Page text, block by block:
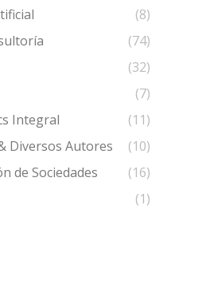
(8)
(74)
(32)
(7)
Integral
(11)
Diversos Autores
(10)
de Sociedades
(16)
(1)